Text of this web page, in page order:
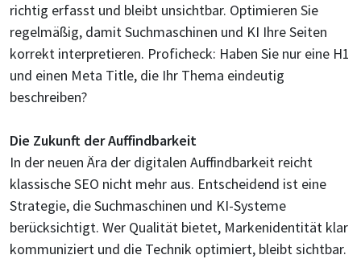
richtig erfasst und bleibt unsichtbar. Optimieren Sie
regelmäßig, damit Suchmaschinen und KI Ihre Seiten
korrekt interpretieren. Proficheck: Haben Sie nur eine H1
und einen Meta Title, die Ihr Thema eindeutig
beschreiben?
Die Zukunft der Auffindbarkeit
In der neuen Ära der digitalen Auffindbarkeit reicht
klassische SEO nicht mehr aus. Entscheidend ist eine
Strategie, die Suchmaschinen und KI-Systeme
berücksichtigt. Wer Qualität bietet, Markenidentität klar
kommuniziert und die Technik optimiert, bleibt sichtbar.